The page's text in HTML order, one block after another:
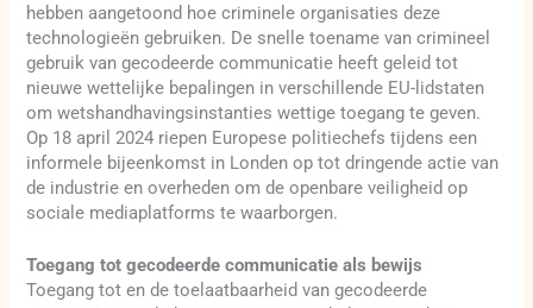
hebben aangetoond hoe criminele organisaties deze
technologieën gebruiken. De snelle toename van crimineel
gebruik van gecodeerde communicatie heeft geleid tot
nieuwe wettelijke bepalingen in verschillende EU-lidstaten
om wetshandhavingsinstanties wettige toegang te geven.
Op 18 april 2024 riepen Europese politiechefs tijdens een
informele bijeenkomst in Londen op tot dringende actie van
de industrie en overheden om de openbare veiligheid op
sociale mediaplatforms te waarborgen.
Toegang tot gecodeerde communicatie als bewijs
Toegang tot en de toelaatbaarheid van gecodeerde